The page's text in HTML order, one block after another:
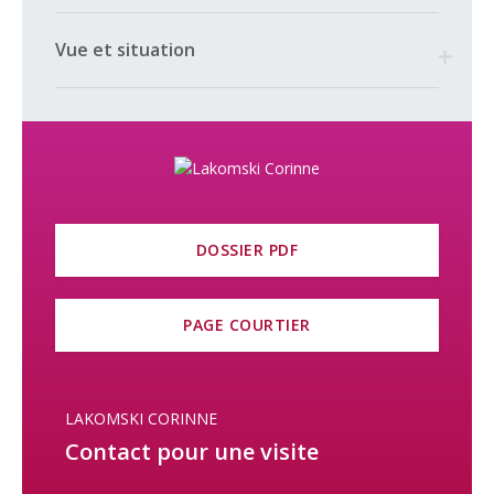
Vue et situation
DOSSIER PDF
PAGE COURTIER
LAKOMSKI CORINNE
Contact pour une visite